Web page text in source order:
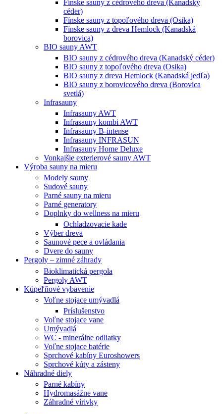
Fínske sauny z cédrového dreva (Kanadský
céder)
Fínske sauny z topoľového dreva (Osika)
Fínske sauny z dreva Hemlock (Kanadská
borovica)
BIO sauny AWT
BIO sauny z cédrového dreva (Kanadský céder)
BIO sauny z topoľového dreva (Osika)
BIO sauny z dreva Hemlock (Kanadská jedľa)
BIO sauny z borovicového dreva (Borovica
svetlá)
Infrasauny
Infrasauny AWT
Infrasauny kombi AWT
Infrasauny B-intense
Infrasauny INFRASUN
Infrasauny Home Deluxe
Vonkajšie exterierové sauny AWT
Výroba sauny na mieru
Modely sauny
Sudové sauny
Parné sauny na mieru
Parné generatory
Doplnky do wellness na mieru
Ochladzovacie kade
Výber dreva
Saunové pece a ovládania
Dvere do sauny
Pergoly – zimné záhrady
Bioklimatická pergola
Pergoly AWT
Kúpeľňové vybavenie
Voľne stojace umývadlá
Príslušenstvo
Voľne stojace vane
Umývadlá
WC - minerálne odliatky
Voľne stojace batérie
Sprchové kabíny Euroshowers
Sprchové kúty a zásteny
Náhradné diely
Parné kabíny
Hydromasážne vane
Záhradné vírivky